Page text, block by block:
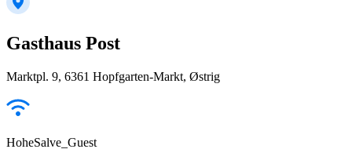
Gasthaus Post
Marktpl. 9, 6361 Hopfgarten-Markt, Østrig
HoheSalve_Guest